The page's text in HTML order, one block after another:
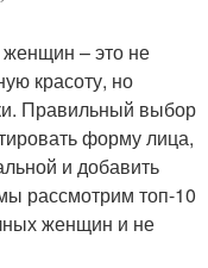
– это не
красоту, но
Правильный выбор
форму лица,
и добавить
рассмотрим топ-10
женщин и не